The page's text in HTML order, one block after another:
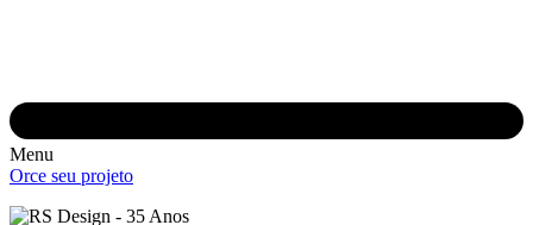
Menu
Orce seu projeto